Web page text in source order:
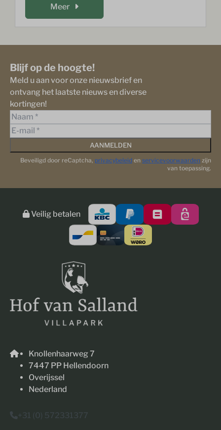
Meer
Blijf op de hoogte!
Meld u aan voor onze nieuwsbrief en
ontvang het laatste nieuws en diverse
kortingen!
AANMELDEN
Beveiligd door reCaptcha, privacybeleid en servicevoorwaarden zijn
van toepassing.
Veilig betalen
Knollenhaarweg 7
7447 PP Hellendoorn
Overijssel
Nederland
+31 (0) 572331377